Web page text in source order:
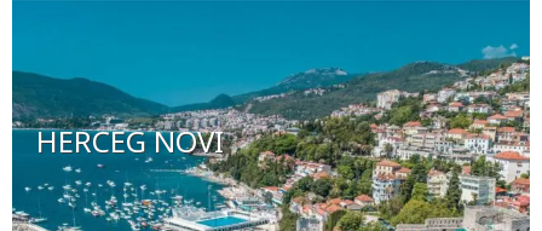
HERCEG NOVI